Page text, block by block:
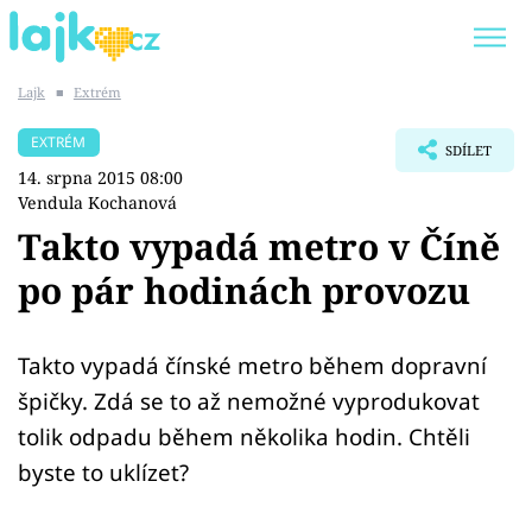
SHOPAHOLICADEL
Témata
Showbyznys
Youtubeři
Virály
Lajk ■ Extrém
EXTRÉM
14. srpna 2015 08:00
Vendula Kochanová
SDÍLET
Takto vypadá metro v Číně
po pár hodinách provozu
Takto vypadá čínské metro během dopravní
špičky. Zdá se to až nemožné vyprodukovat
tolik odpadu během několika hodin. Chtěli
byste to uklízet?